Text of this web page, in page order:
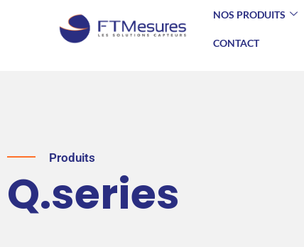
NOS PRODUITS
CONTACT
Produits
Q.series